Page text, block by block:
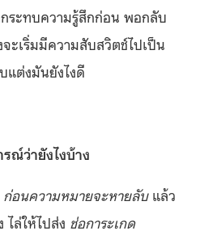
ระทบความรู้สึกก่อน พอกลับ
ะเริ่มมีความสับสวิตช์ไปเป็น
แต่งมันยังไงดี
ณ์ว่ายังไงบ้าง
ก่อนความหมายจะหายลับ แล้ว
ไล่ให้ไปส่ง ช่อการะเกด